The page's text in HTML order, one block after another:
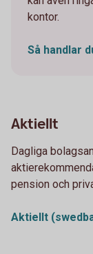
kontor.
Så handlar
Aktiellt
Dagliga
pension och
Aktiellt